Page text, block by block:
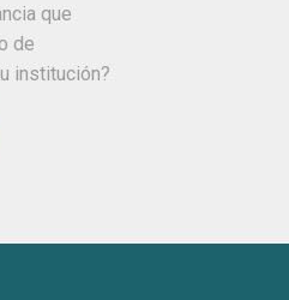
que
de
institución?